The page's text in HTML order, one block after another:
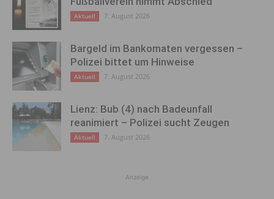
Aktuell 7. August 2026
Bargeld im Bankomaten vergessen –
Polizei bittet um Hinweise
Aktuell 7. August 2026
Lienz: Bub (4) nach Badeunfall
reanimiert – Polizei sucht Zeugen
Aktuell 7. August 2026
Anzeige